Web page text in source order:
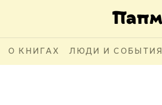
О КНИГАХ ЛЮДИ И СОБЫТИЯ